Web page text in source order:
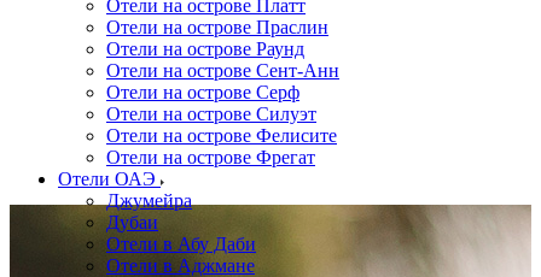
Отели на острове Платт
Отели на острове Праслин
Отели на острове Раунд
Отели на острове Сент-Анн
Отели на острове Серф
Отели на острове Силуэт
Отели на острове Фелисите
Отели на острове Фрегат
Отели ОАЭ
Джумейра
Дубаи
Отели в Абу Даби
Отели в Аджмане